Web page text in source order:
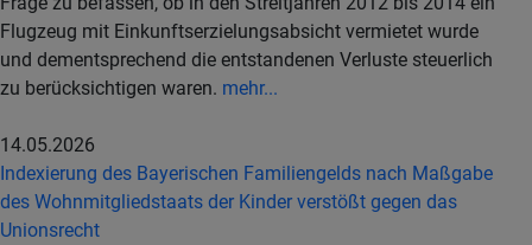
Flugzeug mit Einkunftserzielungsabsicht vermietet wurde
und dementsprechend die entstandenen Verluste steuerlich
zu berücksichtigen waren. mehr...
14.05.2026
Indexierung des Bayerischen Familiengelds nach Maßgabe
des Wohnmitgliedstaats der Kinder verstößt gegen das
Unionsrecht